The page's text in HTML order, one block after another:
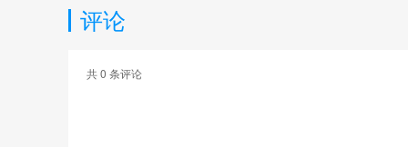
评论
共0 条评论